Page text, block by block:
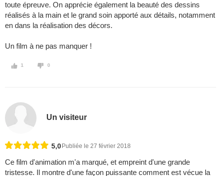
toute épreuve. On apprécie également la beauté des dessins
réalisés à la main et le grand soin apporté aux détails, notamment
en dans la réalisation des décors.
Un film à ne pas manquer !
1 0
Un visiteur
5,0 Publiée le 27 février 2018
Ce film d'animation m'a marqué, et empreint d'une grande
tristesse. Il montre d'une façon puissante comment est vécue la